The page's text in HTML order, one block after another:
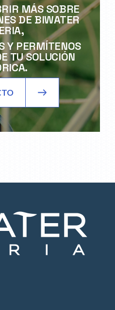
MÁS SOBRE
DE BIWATER
Y PERMÍTENOS
TU SOLUCIÓN